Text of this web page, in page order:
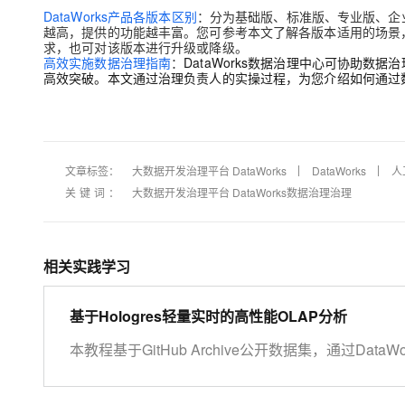
DataWorks产品各版本区别：分为基础版、标准版、专业版、
越高，提供的功能越丰富。您可参考本文了解各版本适用的场
求，也可对该版本进行升级或降级。
高效实施数据治理指南： DataWorks数据治理中心可协助数据
高效突破。本文通过治理负责人的实操过程，为您介绍如何通
文章标签： 大数据开发治理平台 DataWorks DataWorks
关键词：
大数据开发治理平台 DataWorks数据治理治理
相关实践学习
基于Hologres轻量实时的高性能OLAP分析
本教程基于GitHub Archive公开数据集，通过